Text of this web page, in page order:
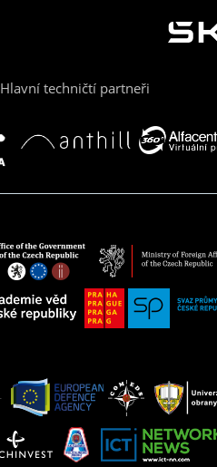
Hlavní techničtí partneři